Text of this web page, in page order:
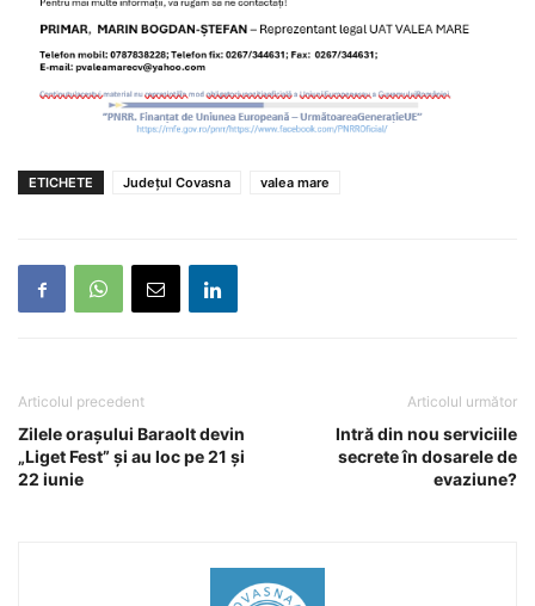
ETICHETE Județul Covasna valea mare
Articolul precedent
Zilele orașului Baraolt devin
„Liget Fest” și au loc pe 21 și
22 iunie
Articolul următor
Intră din nou serviciile
secrete în dosarele de
evaziune?